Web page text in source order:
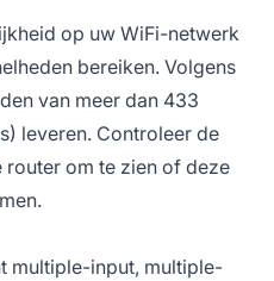
op uw WiFi-netwerk
bereiken. Volgens
van meer dan 433
leveren. Controleer de
om te zien of deze
multiple-input, multiple-